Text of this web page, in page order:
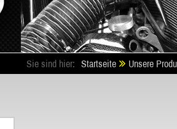
Sie sind hier: Startseite Unsere